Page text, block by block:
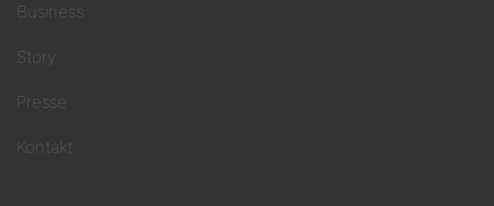
Business
Story
Presse
Kontakt